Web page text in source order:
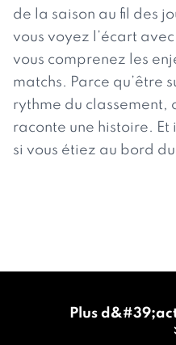
de la saison au fil des
vous voyez l’écart
vous comprenez les
matchs. Parce qu’être
rythme du classement,
raconte une histoire.
si vous étiez au bord
Plus